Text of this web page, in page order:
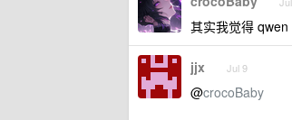
其实我觉得
jjx Jul 9
@crocoBaby